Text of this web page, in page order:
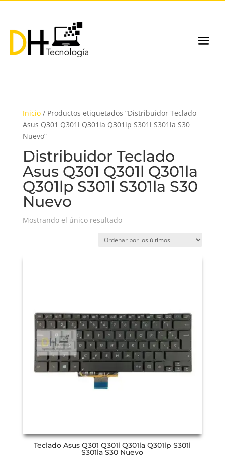
Inicio/ Productos etiquetados “Distribuidor Teclado
Asus Q301 Q301l Q301la Q301lp S301l S301la S30
Nuevo”
Distribuidor Teclado
Asus Q301 Q301l Q301la
Q301lp S301l S301la S30
Nuevo
Mostrando el único resultado
Teclado Asus Q301 Q301l Q301la Q301lp S301l
S301la S30 Nuevo